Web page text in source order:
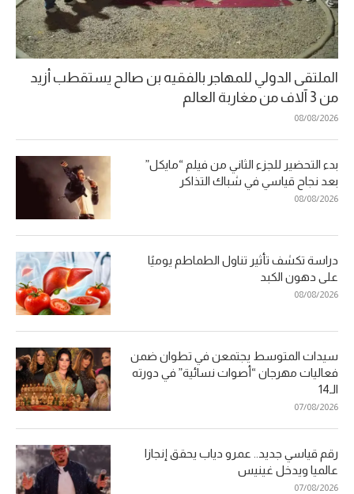
الملتقى الدولي للمهاجر بالفقيه بن صالح يستقطب أزيد
من 3 آلاف من مغاربة العالم
08/08/2026
بدء التحضير للجزء الثاني من فيلم “مايكل”
بعد نجاح قياسي في شباك التذاكر
08/08/2026
دراسة تكشف تأثير تناول الطماطم يوميًا
على دهون الكبد
08/08/2026
سيدات المتوسط يجتمعن في تطوان ضمن
فعاليات مهرجان “أصوات نسائية” في دورته
الـ14
07/08/2026
رقم قياسي جديد.. عمرو دياب يحقق إنجازا
عالميا ويدخل غينيس
07/08/2026